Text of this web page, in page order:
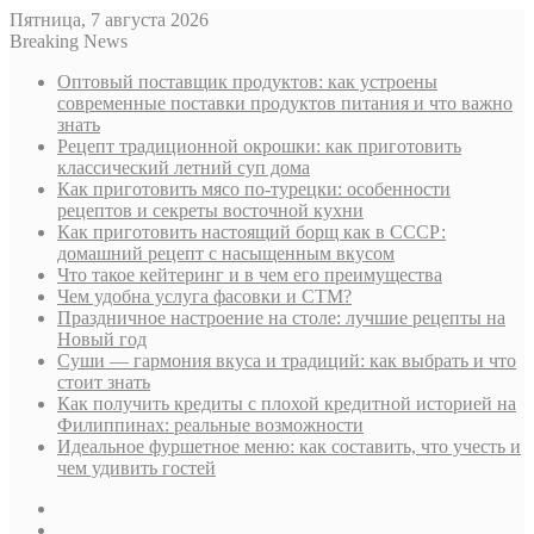
Пятница, 7 августа 2026
Breaking News
Оптовый поставщик продуктов: как устроены
современные поставки продуктов питания и что важно
знать
Рецепт традиционной окрошки: как приготовить
классический летний суп дома
Как приготовить мясо по-турецки: особенности
рецептов и секреты восточной кухни
Как приготовить настоящий борщ как в СССР:
домашний рецепт с насыщенным вкусом
Что такое кейтеринг и в чем его преимущества
Чем удобна услуга фасовки и СТМ?
Праздничное настроение на столе: лучшие рецепты на
Новый год
Суши — гармония вкуса и традиций: как выбрать и что
стоит знать
Как получить кредиты с плохой кредитной историей на
Филиппинах: реальные возможности
Идеальное фуршетное меню: как составить, что учесть и
чем удивить гостей